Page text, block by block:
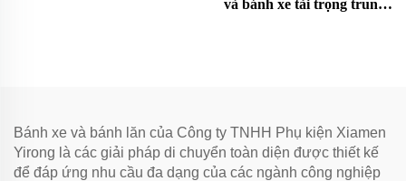
và bánh xe tải trọng trung
Bánh xe và bánh lăn của Công ty TNHH Phụ kiện Xiamen
Yirong là các giải pháp di chuyển toàn diện được thiết kế
để đáp ứng nhu cầu đa dạng của các ngành công nghiệp